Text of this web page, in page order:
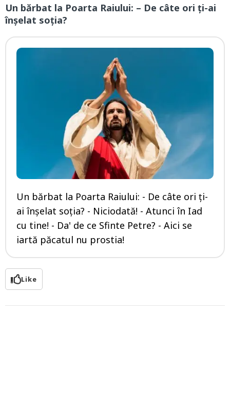
Un bărbat la Poarta Raiului: – De câte ori ți-ai
înșelat soția?
Un bărbat la Poarta Raiului: - De câte ori ți-
ai înșelat soția? - Niciodată! - Atunci în Iad
cu tine! - Da' de ce Sfinte Petre? - Aici se
iartă păcatul nu prostia!
Like